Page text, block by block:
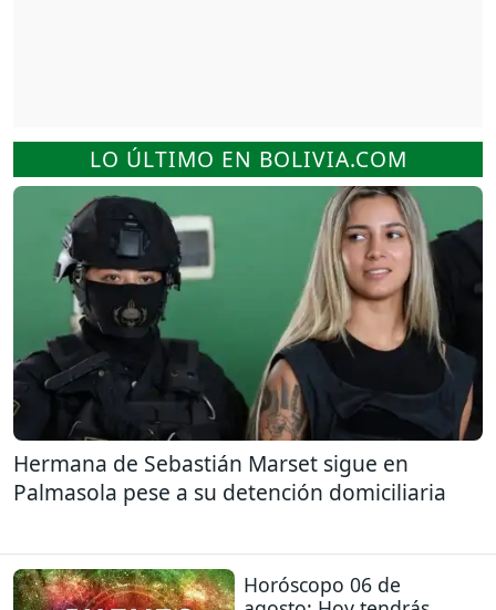
LO ÚLTIMO EN BOLIVIA.COM
Hermana de Sebastián Marset sigue en
Palmasola pese a su detención domiciliaria
Horóscopo 06 de